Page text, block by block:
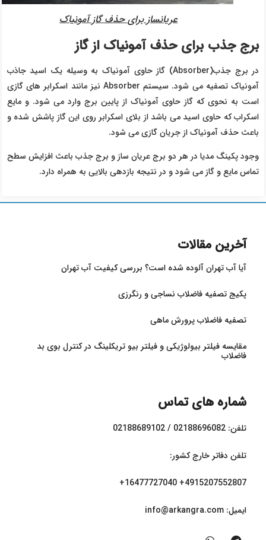
عریانساز برای حذف گاز آمونیاک
برج جذب برای حذف آمونیاک از گاز
در برج جذب(Absorber) گاز حاوی آمونیاک به وسیله یک اسید جاذب
آمونیاک تصفیه می شود. سیستم Absorber نیز مانند اسکرابر های گازی
است به نحوی که گاز حاوی آمونیاک از پایین برج وارد می شود. و مایع
اسکراب که حاوی اسید می باشد از بلای اسکرابر روی این گاز پاشش شده و
باعث حذف آمونیاک از جریان گازی می شود.
وجود پکینگ مدیا در هر دو برج عریان ساز و برج جذب باعث افزایش سطح
تماس مایع و گاز می شود و در نتیجه بازدهی بالایی به همراه دارد.
آخرین مقالات
آیا آب تهران آلوده شده است؟ بررسی کیفیت آب تهران
پکیج تصفیه فاضلاب نساجی و رنگرزی
تصفیه فاضلاب پرورش ماهی
مقایسه فیلتر بیولوژیکی و فیلتر بیو تریکلینگ در کنترل بوی بد
فاضلاب
شماره های تماس
تلفن: 02188696082 / 02188689102
تلفن دفاتر خارج کشور:
4915207552807+ 16477727040+
ایمیل:‌ info@arkangra.com